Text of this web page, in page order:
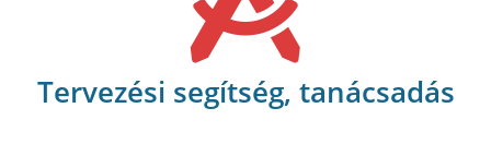
Tervezési segítség, tanácsadás